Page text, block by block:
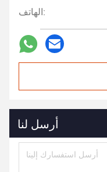
الهاتف:
أرسل لنا